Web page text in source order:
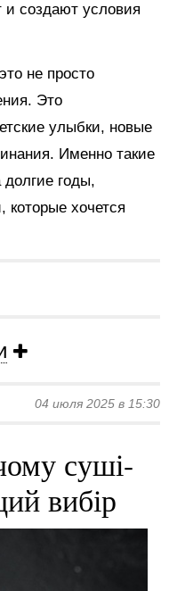
и создают условия
не просто
Это
улыбки, новые
Именно такие
годы,
которые хочется
04 июля 2025 в 15:30
суші-
вибір